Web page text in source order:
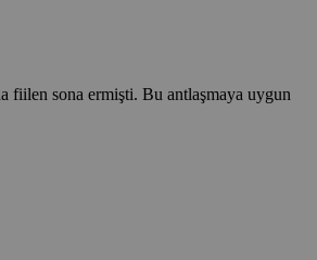
fiilen sona ermişti. Bu antlaşmaya uygun